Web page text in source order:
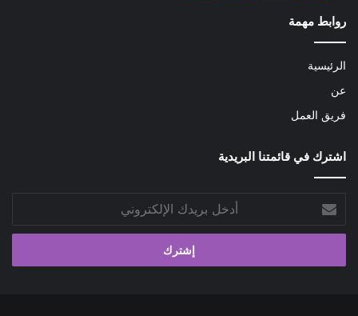
روابط مهمة
الرئيسية
عن
فريق العمل
اشترك في قائمتنا البريدية
بريدك
الإلكتروني